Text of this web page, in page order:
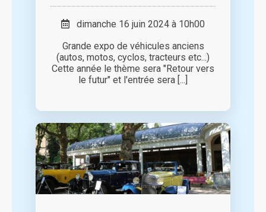
dimanche 16 juin 2024 à 10h00
Grande expo de véhicules anciens
(autos, motos, cyclos, tracteurs etc...)
Cette année le thème sera "Retour vers
le futur" et l'entrée sera [...]